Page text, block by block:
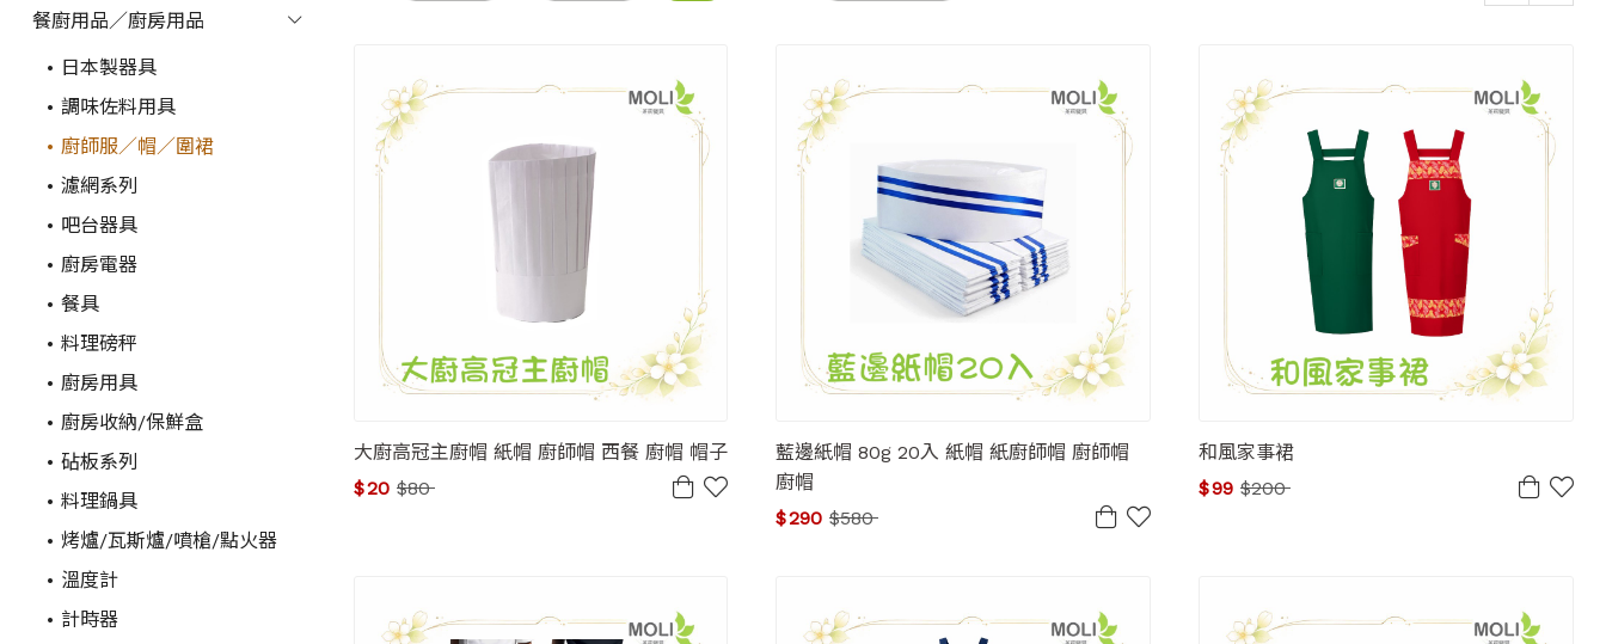
餐廚用品／廚房用品
日本製器具
調味佐料用具
廚師服／帽／圍裙
濾網系列
吧台器具
廚房電器
餐具
料理磅秤
廚房用具
廚房收納/保鮮盒
砧板系列
料理鍋具
烤爐/瓦斯爐/噴槍/點火器
溫度計
計時器
大廚高冠主廚帽 紙帽 廚師帽 西餐 廚帽 帽子
$80
$20
藍邊紙帽 80g 20入 紙帽 紙廚師帽 廚師帽
廚帽
$580
$290
和風家事裙
$200
$99